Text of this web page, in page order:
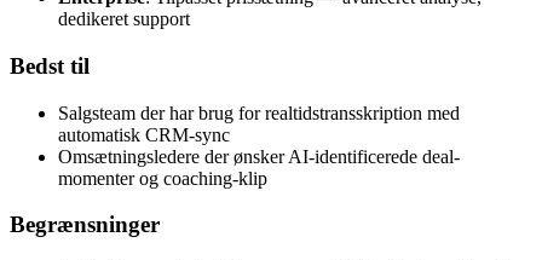
dedikeret support
Bedst til
Salgsteam der har brug for realtidstransskription med
automatisk CRM-sync
Omsætningsledere der ønsker AI-identificerede deal-
momenter og coaching-klip
Begrænsninger